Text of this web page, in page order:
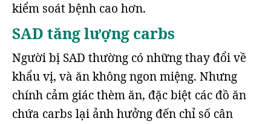
kiểm soát bệnh cao hơn.
SAD tăng lượng carbs
Người bị SAD thường có những thay đổi về
khẩu vị, và ăn không ngon miệng. Nhưng
chính cảm giác thèm ăn, đặc biệt các đồ ăn
chứa carbs lại ảnh hưởng đến chỉ số cân